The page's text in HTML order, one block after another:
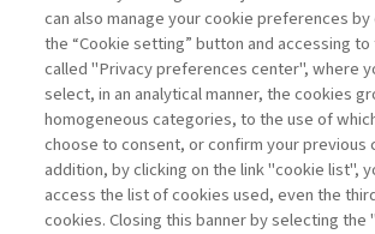
can also manage your cookie preferences
the “Cookie setting” button and accessing to
called "Privacy preferences center", where
select, in an analytical manner, the cookies
homogeneous categories, to the use of
choose to consent, or confirm your previous
addition, by clicking on the link "cookie list",
access the list of cookies used, even the
cookies. Closing this banner by selecting the